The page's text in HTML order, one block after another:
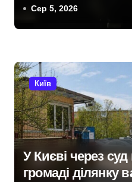
чи існує загроза
Сер 5, 2026
Київ
У Києві через
громаді ділянку